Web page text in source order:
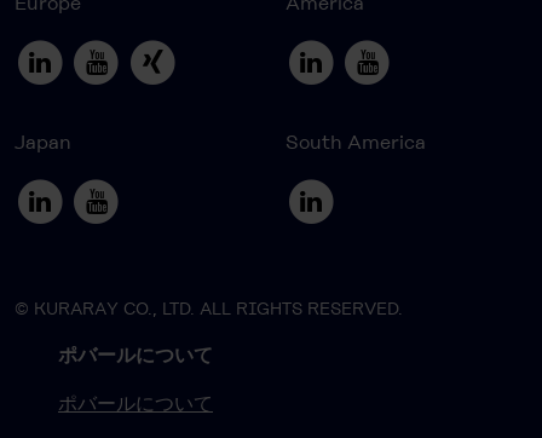
Japan South America
© KURARAY CO., LTD. ALL RIGHTS RESERVED.
ポバールについて
ポバールについて